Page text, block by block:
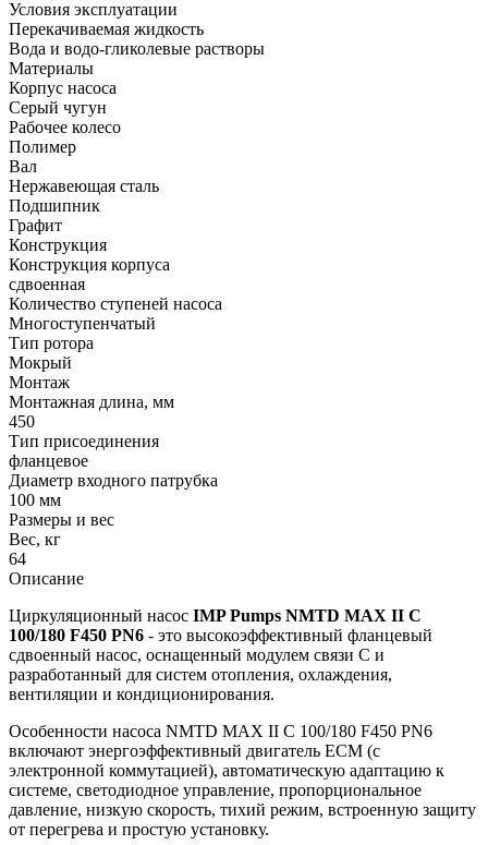
Условия эксплуатации
Перекачиваемая жидкость
Вода и водо-гликолевые растворы
Материалы
Корпус насоса
Серый чугун
Рабочее колесо
Полимер
Вал
Нержавеющая сталь
Подшипник
Графит
Конструкция
Конструкция корпуса
сдвоенная
Количество ступеней насоса
Многоступенчатый
Тип ротора
Мокрый
Монтаж
Монтажная длина, мм
450
Тип присоединения
фланцевое
Диаметр входного патрубка
100 мм
Размеры и вес
Вес, кг
64
Описание
Циркуляционный насос IMP Pumps NMTD MAX II C
100/180 F450 PN6 - это высокоэффективный фланцевый
сдвоенный насос, оснащенный модулем связи C и
разработанный для систем отопления, охлаждения,
вентиляции и кондиционирования.
Особенности насоса NMTD MAX II C 100/180 F450 PN6
включают энергоэффективный двигатель ECM (с
электронной коммутацией), автоматическую адаптацию к
системе, светодиодное управление, пропорциональное
давление, низкую скорость, тихий режим, встроенную защиту
от перегрева и простую установку.